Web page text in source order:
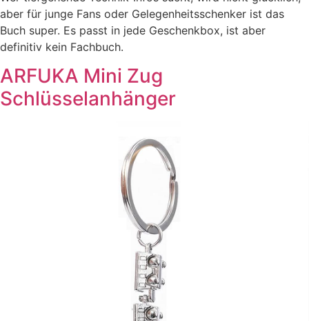
aber für junge Fans oder Gelegenheitsschenker ist das
Buch super. Es passt in jede Geschenkbox, ist aber
definitiv kein Fachbuch.
ARFUKA Mini Zug
Schlüsselanhänger